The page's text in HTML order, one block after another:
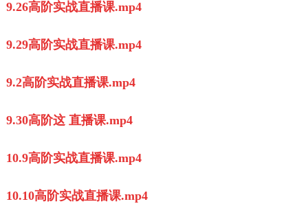
9.26高阶实战直播课.mp4
9.29高阶实战直播课.mp4
9.2高阶实战直播课.mp4
9.30高阶这 直播课.mp4
10.9高阶实战直播课.mp4
10.10高阶实战直播课.mp4